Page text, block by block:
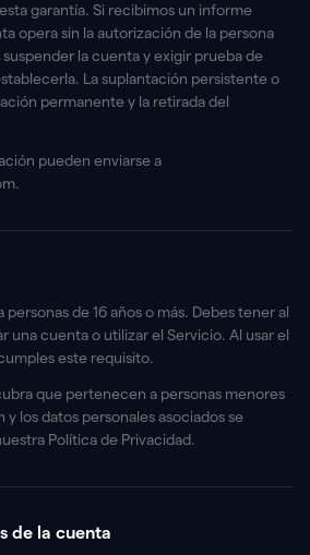
garantía. Si recibimos un informe
opera sin la autorización de la persona
la cuenta y exigir prueba de
La suplantación persistente o
permanente y la retirada del
pueden enviarse a
de 16 años o más. Debes tener al
una cuenta o utilizar el Servicio. Al usar el
este requisito.
que pertenecen a personas menores
y los datos personales asociados se
Política de Privacidad.
de la cuenta